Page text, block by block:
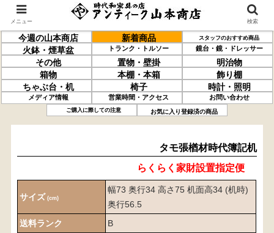
今週の山本商店 新着商品 スタッフのおすすめ商品
火鉢・煙草盆 トランク・トルソー 鏡台・鏡・ドレッサー
その他 置物・壁掛
明治物
箱物
本棚・本箱
飾り棚
ちゃぶ台・机
椅子 時計・照明
メディア情報 営業時間・アクセス お問い合わせ
ご購入に際しての注意 お気に入り登録済の商品
タモ張楢材 時代簿記机
タモ張楢材時代簿記机
らくらく家財設置指定便
サイズ (cm)
幅73 奥行34 高さ75 机面高34 (机時)
奥行56.5
送料ランク
B
メニュー 検索